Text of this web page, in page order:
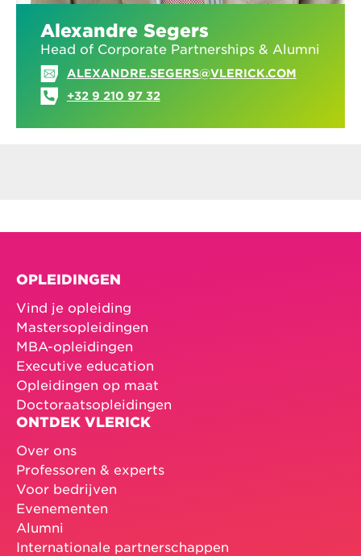
Alexandre Segers
Head of Corporate Partnerships & Alumni
ALEXANDRE.SEGERS@VLERICK.COM
+32 9 210 97 32
OPLEIDINGEN
Vind je opleiding
Mastersopleidingen
MBA-opleidingen
Executive education
Opleidingen op maat
Doctoraatsopleidingen
ONTDEK VLERICK
Over ons
Professoren & experts
Voor bedrijven
Evenementen
Alumni
Internationale partnerschappen